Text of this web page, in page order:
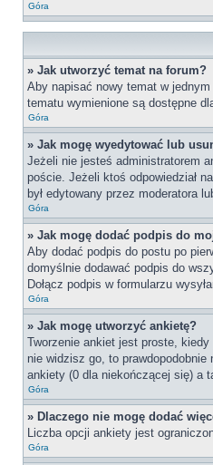
Góra
» Jak utworzyć temat na forum?
Aby napisać nowy temat w
tematu wymienione są dostępne
Góra
» Jak mogę wyedytować lub
Jeżeli nie jesteś administratorem
poście. Jeżeli ktoś odpowiedział
był edytowany przez moderatora
Góra
» Jak mogę dodać podpis do
Aby dodać podpis do postu po
domyślnie dodawać podpis do
Dołącz podpis w formularzu
Góra
» Jak mogę utworzyć ankietę?
Tworzenie ankiet jest proste,
nie widzisz go, to
ankiety (0 dla niekończącej się) a
Góra
» Dlaczego nie mogę dodać
Liczba opcji ankiety jest
Góra